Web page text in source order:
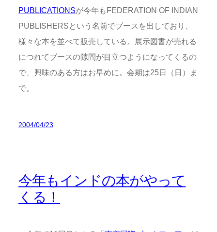
PUBLICATIONSが今年もFEDERATION OF INDIAN
PUBLISHERSという名前でブースを出しており、
様々な本を並べて販売している。展示図書が売れる
につれてブースの隙間が目立つようになってくるの
で、興味のある方はお早めに。会期は25日（日）ま
で。
2004/04/23
今年もインドの本がやって
くる！